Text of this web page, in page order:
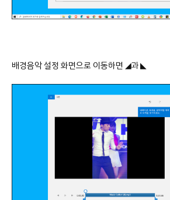
배경음악 설정 화면으로 이동하면 ◢과 ◣